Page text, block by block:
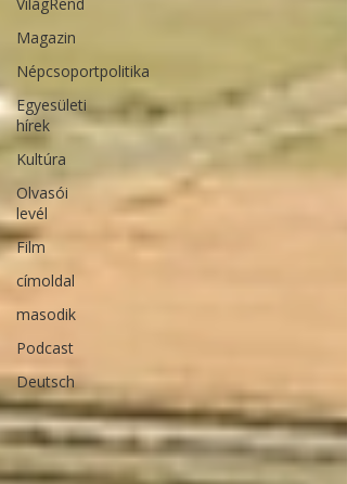
Magazin
Népcsoportpolitika
Egyesületi
hírek
Kultúra
Olvasói
levél
Film
címoldal
masodik
Podcast
Deutsch